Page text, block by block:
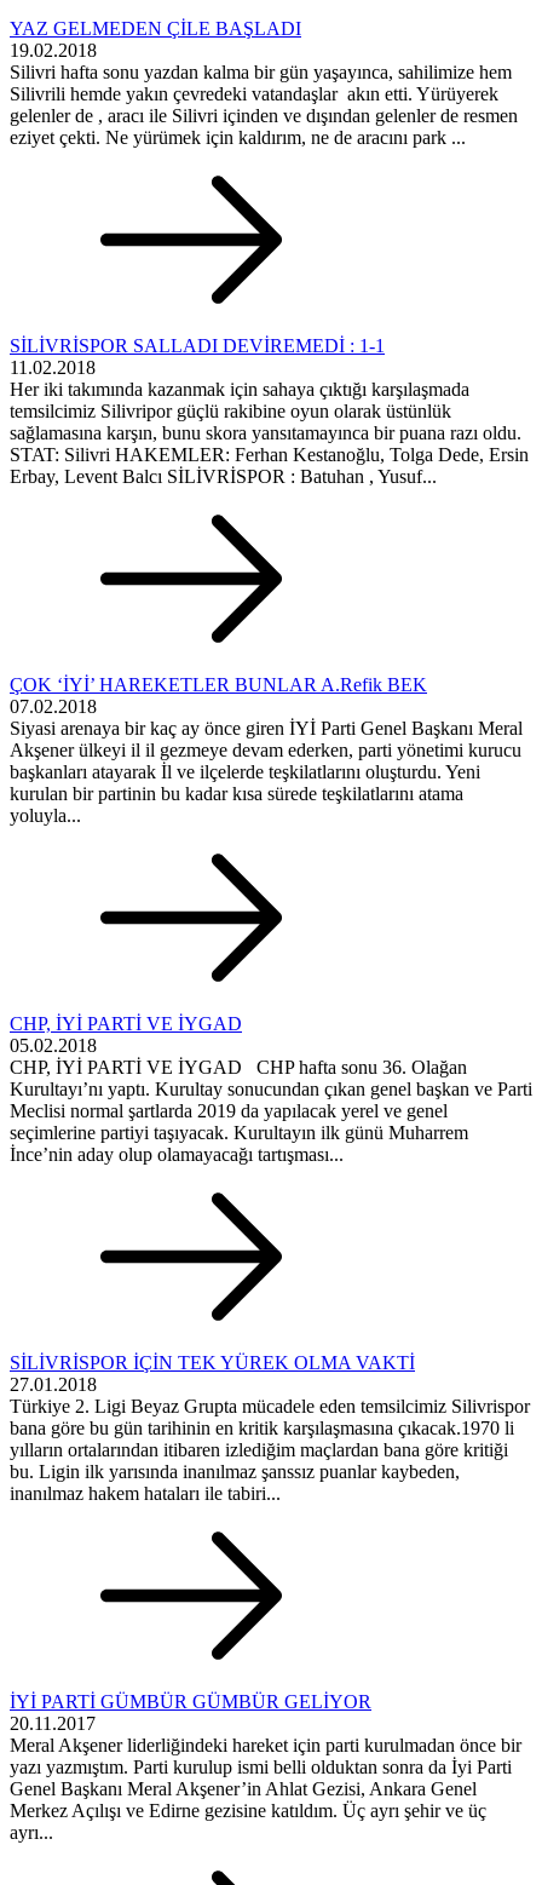
YAZ GELMEDEN ÇİLE BAŞLADI
19.02.2018
Silivri hafta sonu yazdan kalma bir gün yaşayınca, sahilimize hem
Silivrili hemde yakın çevredeki vatandaşlar akın etti. Yürüyerek
gelenler de , aracı ile Silivri içinden ve dışından gelenler de resmen
eziyet çekti. Ne yürümek için kaldırım, ne de aracını park ...
SİLİVRİSPOR SALLADI DEVİREMEDİ : 1-1
11.02.2018
Her iki takımında kazanmak için sahaya çıktığı karşılaşmada
temsilcimiz Silivripor güçlü rakibine oyun olarak üstünlük
sağlamasına karşın, bunu skora yansıtamayınca bir puana razı oldu.
STAT: Silivri HAKEMLER: Ferhan Kestanoğlu, Tolga Dede, Ersin
Erbay, Levent Balcı SİLİVRİSPOR : Batuhan , Yusuf...
ÇOK ‘İYİ’ HAREKETLER BUNLAR A.Refik BEK
07.02.2018
Siyasi arenaya bir kaç ay önce giren İYİ Parti Genel Başkanı Meral
Akşener ülkeyi il il gezmeye devam ederken, parti yönetimi kurucu
başkanları atayarak İl ve ilçelerde teşkilatlarını oluşturdu. Yeni
kurulan bir partinin bu kadar kısa sürede teşkilatlarını atama
yoluyla...
CHP, İYİ PARTİ VE İYGAD
05.02.2018
CHP, İYİ PARTİ VE İYGAD CHP hafta sonu 36. Olağan
Kurultayı’nı yaptı. Kurultay sonucundan çıkan genel başkan ve Parti
Meclisi normal şartlarda 2019 da yapılacak yerel ve genel
seçimlerine partiyi taşıyacak. Kurultayın ilk günü Muharrem
İnce’nin aday olup olamayacağı tartışması...
SİLİVRİSPOR İÇİN TEK YÜREK OLMA VAKTİ
27.01.2018
Türkiye 2. Ligi Beyaz Grupta mücadele eden temsilcimiz Silivrispor
bana göre bu gün tarihinin en kritik karşılaşmasına çıkacak.1970 li
yılların ortalarından itibaren izlediğim maçlardan bana göre kritiği
bu. Ligin ilk yarısında inanılmaz şanssız puanlar kaybeden,
inanılmaz hakem hataları ile tabiri...
İYİ PARTİ GÜMBÜR GÜMBÜR GELİYOR
20.11.2017
Meral Akşener liderliğindeki hareket için parti kurulmadan önce bir
yazı yazmıştım. Parti kurulup ismi belli olduktan sonra da İyi Parti
Genel Başkanı Meral Akşener’in Ahlat Gezisi, Ankara Genel
Merkez Açılışı ve Edirne gezisine katıldım. Üç ayrı şehir ve üç
ayrı...